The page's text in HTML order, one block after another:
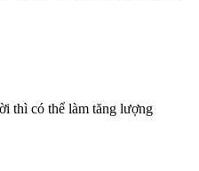
thì có thể làm tăng lượng